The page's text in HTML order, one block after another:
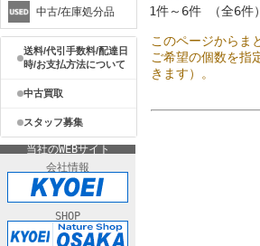
中古/在庫処分品
送料/代引手数料/配達日
時/お支払方法について
中古買取
スタッフ募集
当社のWEBサイト
会社情報
SHOP
1件～6件 （全6件）
このページからま
ご希望の個数を指
きます）。